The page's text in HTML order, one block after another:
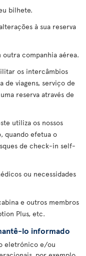
bilhete.
à sua reserva
companhia aérea.
os intercâmbios
de viagens, serviço de
reserva através de
utiliza os nossos
quando efetua o
de check-in self-
ou necessidades
e outros membros
Plus, etc.
lo informado
eletrónico e/ou